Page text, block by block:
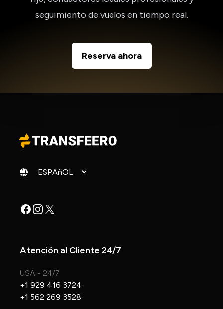
seguimiento de vuelos en tiempo real.
Reserva ahora
Cambiar idioma
Facebook
Instagram
X
Atención al Cliente 24/7
USA - 24/7
+1 929 416 3724
+1 562 269 3528